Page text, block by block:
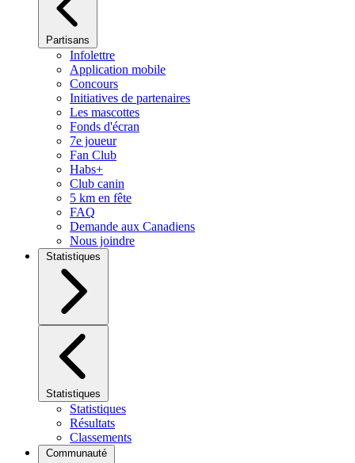
Partisans
Infolettre
Application mobile
Concours
Initiatives de partenaires
Les mascottes
Fonds d'écran
7e joueur
Fan Club
Habs+
Club canin
5 km en fête
FAQ
Demande aux Canadiens
Nous joindre
Statistiques
Statistiques
Statistiques
Résultats
Classements
Communauté